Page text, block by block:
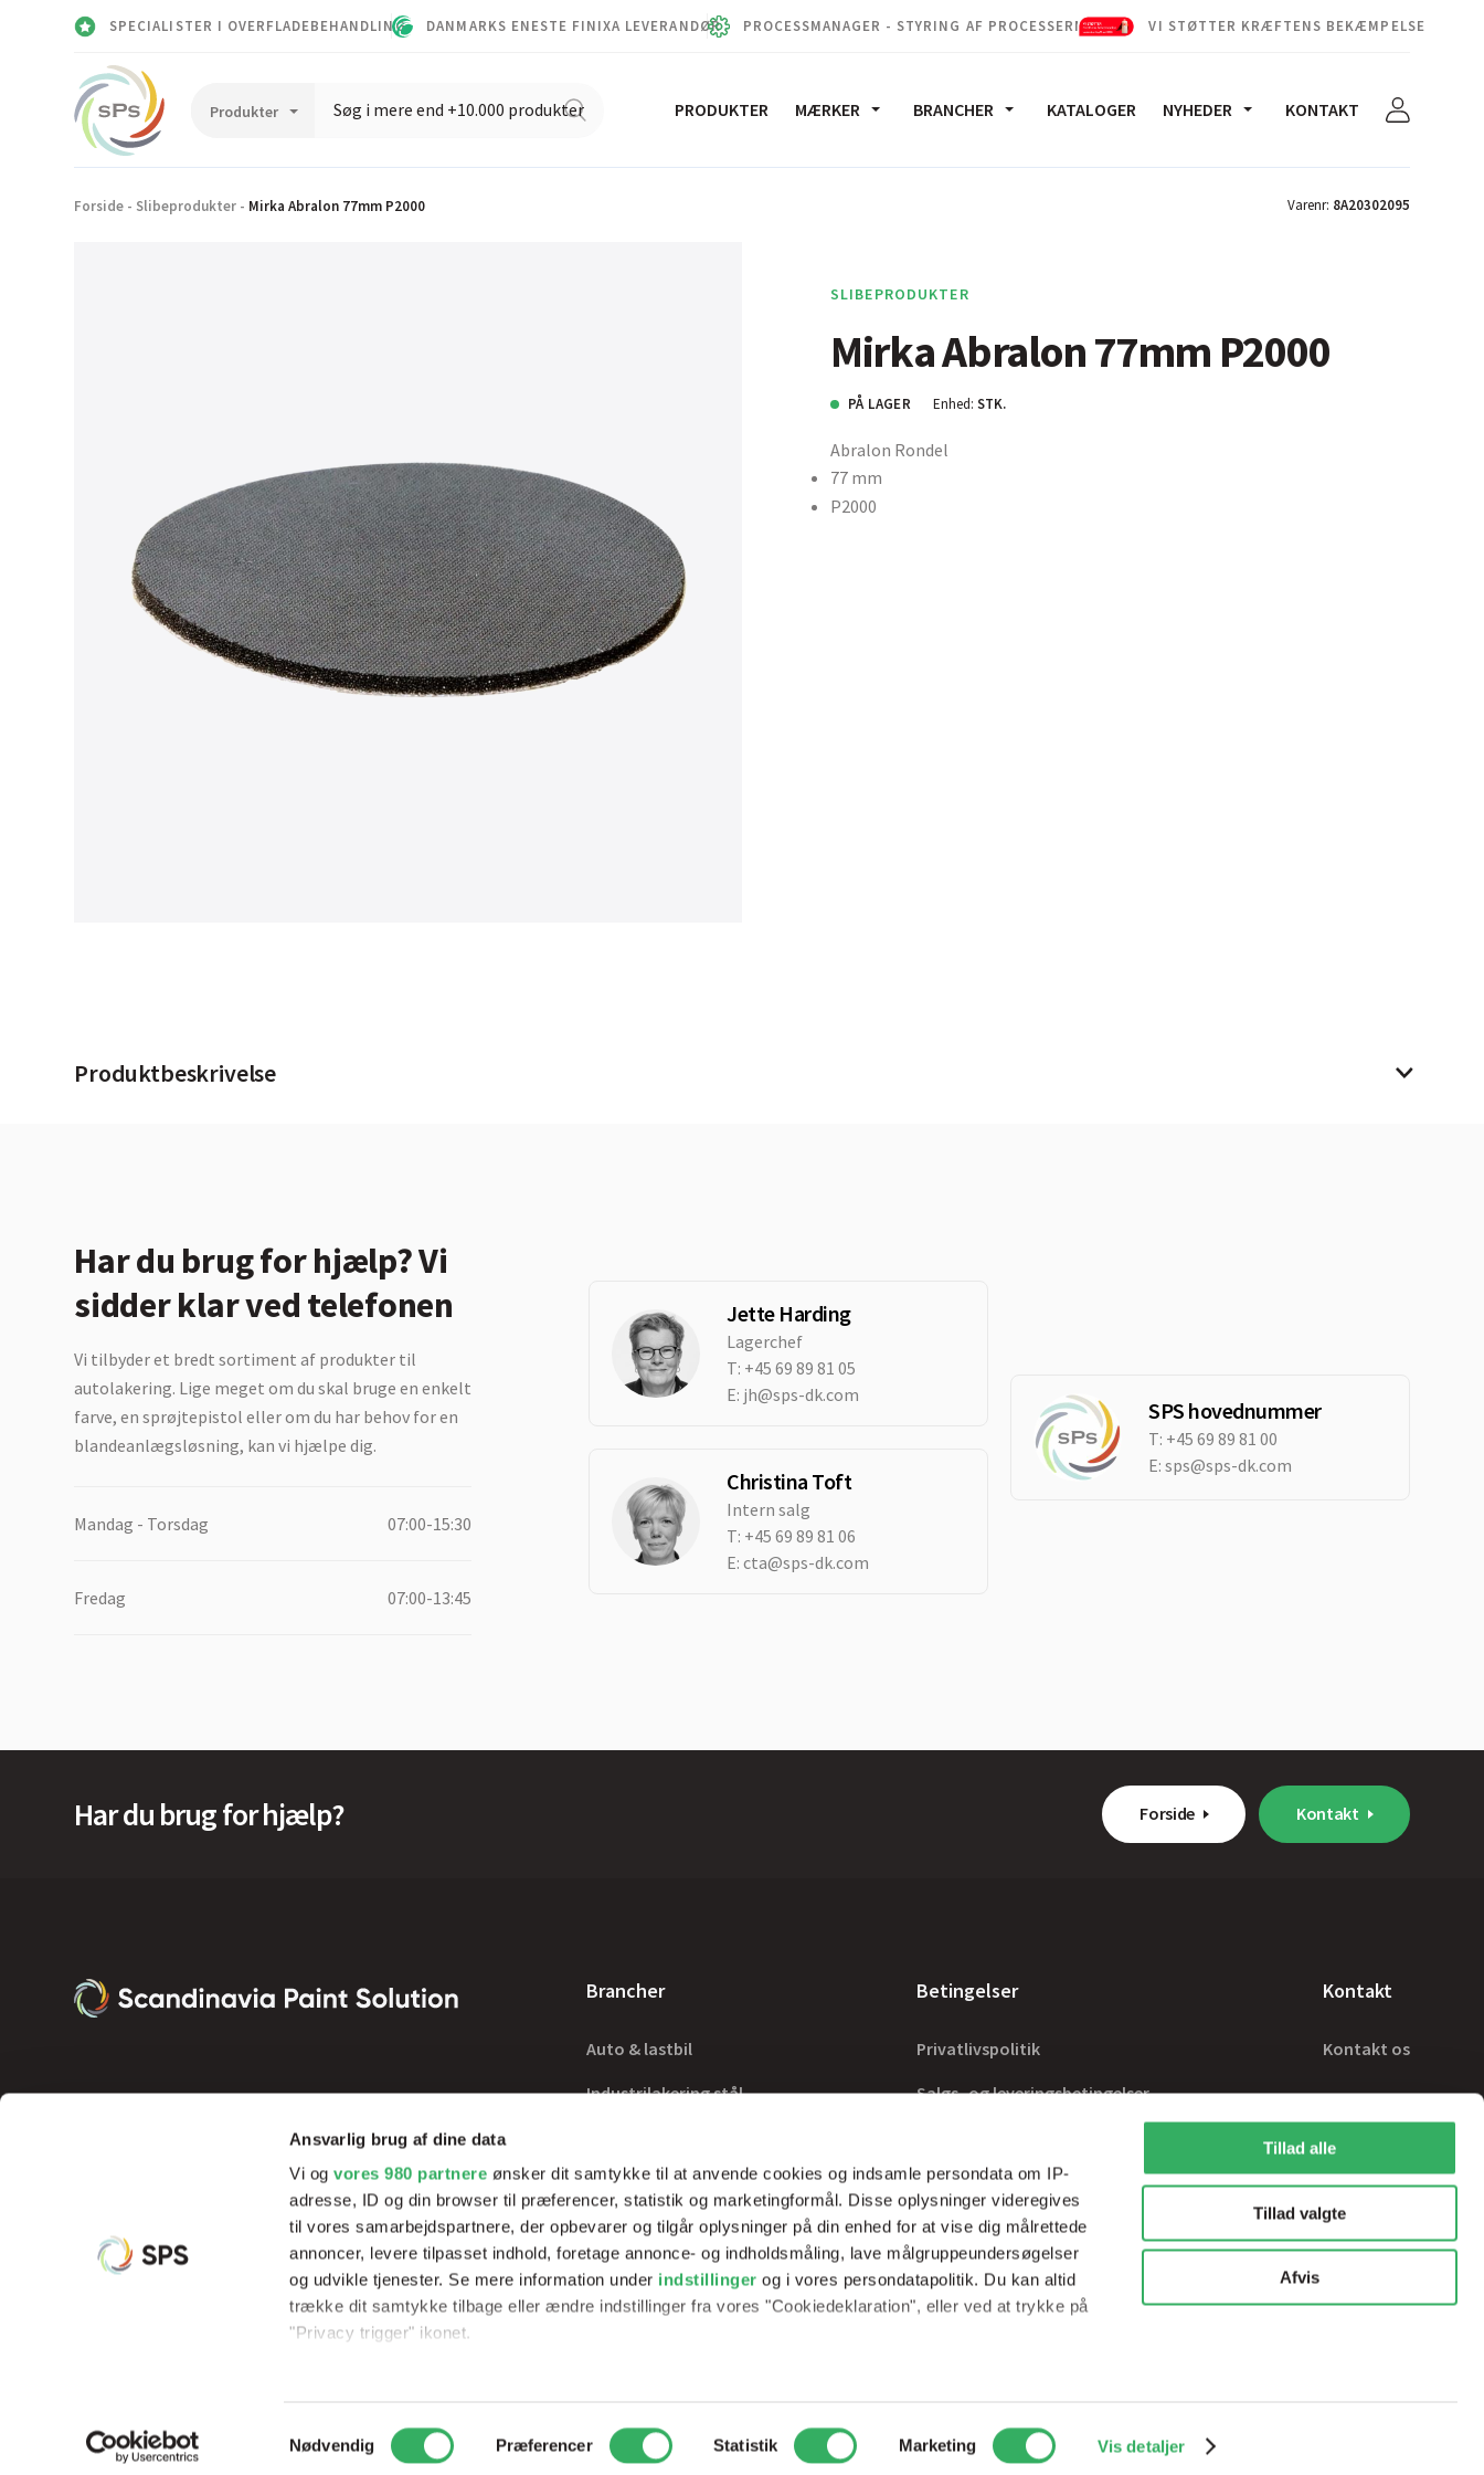
Ansvarlig brug af dine data
Vi ogvores 980 partnere ønsker dit samtykke til at anvende cookies og indsamle persondata om IP-
adresse, ID og din browser til præferencer, statistik og marketingformål. Disse oplysninger videregives
til vores samarbejdspartnere, der opbevarer og tilgår oplysninger på din enhed for at vise dig målrettede
annoncer, levere tilpasset indhold, foretage annonce- og indholdsmåling, lave målgruppeundersøgelser
og udvikle tjenester. Se mere information under indstillinger og i vores persondatapolitik. Du kan altid
trække dit samtykke tilbage eller ændre indstillinger fra vores "Cookiedeklaration", eller ved at trykke på
"Privacy trigger" ikonet.
Vi bruger cookies til at tilpasse vores indhold og annoncer, til at vise dig funktioner til sociale medier og
til at analysere vores trafik. Vi deler også oplysninger om din brug af vores hjemmeside med vores
Samtykkevalg
Nødvendig Præferencer Statistik Marketing Vis detaljer
Tillad alle
Tillad valgte
Afvis
SPECIALISTER I OVERFLADEBEHANDLING DANMARKS ENESTE FINIXA LEVERANDØR PROCESSMANAGER - STYRING AF PROCESSERNE VI STØTTER KRÆFTENS BEKÆMPELSE
PRODUKTER MÆRKER BRANCHER KATALOGER NYHEDER KONTAKT
Forside - Slibeprodukter - Mirka Abralon 77mm P2000 Varenr: 8A20302095
SLIBEPRODUKTER
Mirka Abralon 77mm P2000
PÅ LAGER Enhed: STK.
Abralon Rondel
77 mm
P2000
Produktbeskrivelse
Har du brug for hjælp? Vi
sidder klar ved telefonen
Vi tilbyder et bredt sortiment af produkter til
autolakering. Lige meget om du skal bruge en enkelt
farve, en sprøjtepistol eller om du har behov for en
blandeanlægsløsning, kan vi hjælpe dig.
Mandag - Torsdag 07:00-15:30
Fredag 07:00-13:45
Jette Harding
Lagerchef
T: +45 69 89 81 05
E: jh@sps-dk.com
Christina Toft
Intern salg
T: +45 69 89 81 06
E:cta@sps-dk.com
SPS hovednummer
T: +45 69 89 81 00
E: sps@sps-dk.com
Har du brug for hjælp? Forside Kontakt
Brancher
Auto & lastbil
Industrilakering stål
Tilbehør
Betingelser
Privatlivspolitik
Salgs- og leveringsbetingelser
Kontakt
Kontakt os
Vi tilbyder innovative produkter og effektive processer, der sikrer optimale
resultater og rentabilitet, samt hjælp og undervisning af vores erfarne teknikker.
© Copyright 2026 Scandinavia Paint Solution CVR: 33955332 Peder Skrams Vej 7, 5220 Odense SØ Telefon: +45 69898100 Mail: sps@sps-dk.com